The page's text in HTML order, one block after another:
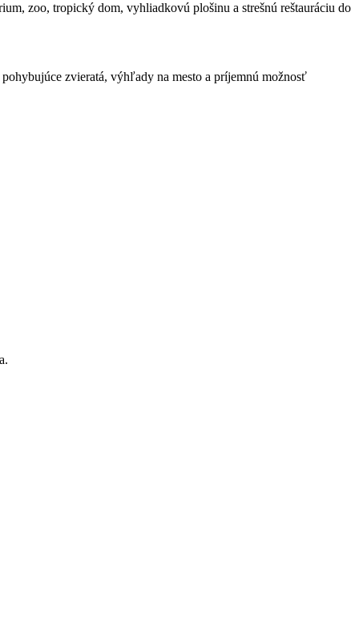
zoo, tropický dom, vyhliadkovú plošinu a strešnú reštauráciu do
zvieratá, výhľady na mesto a príjemnú možnosť